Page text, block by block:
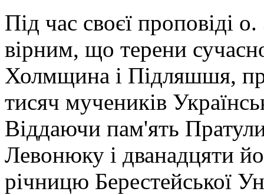
Під час своєї проповіді
вірним, що терени
Холмщина і Підляшшя,
тисяч мучеників
Віддаючи пам'ять
Левонюку і дванадцяти
річницю Берестейської